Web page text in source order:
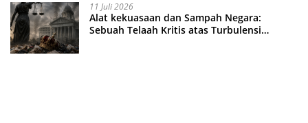
11 Juli 2026
Alat kekuasaan dan Sampah Negara:
Sebuah Telaah Kritis atas Turbulensi